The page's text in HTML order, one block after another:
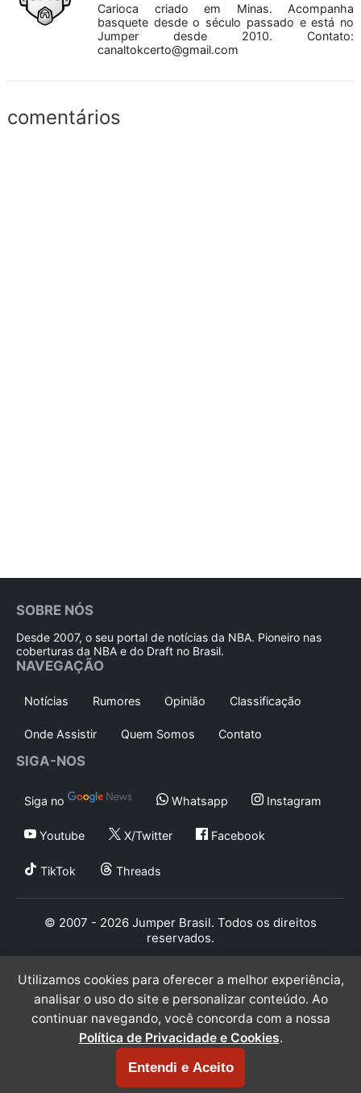
Carioca criado em Minas. Acompanha
basquete desde o século passado e está no
Jumper desde 2010. Contato:
canaltokcerto@gmail.com
comentários
SOBRE NÓS
Desde 2007, o seu portal de notícias da NBA. Pioneiro nas
coberturas da NBA e do Draft no Brasil.
NAVEGAÇÃO
Notícias Rumores Opinião Classificação
Onde Assistir Quem Somos Contato
SIGA-NOS
Siga no Whatsapp Instagram
Youtube X/Twitter Facebook
TikTok Threads
© 2007 - 2026 Jumper Brasil. Todos os direitos
reservados.
Utilizamos cookies para oferecer a melhor experiência,
analisar o uso do site e personalizar conteúdo. Ao
continuar navegando, você concorda com a nossa
Política de Privacidade e Cookies.
Entendi e Aceito